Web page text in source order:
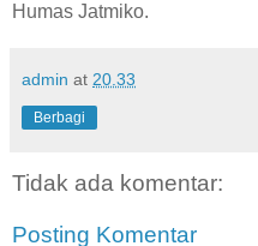
Humas Jatmiko.
admin at 20.33
Berbagi
Tidak ada komentar:
Posting Komentar